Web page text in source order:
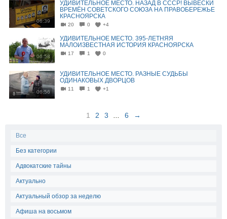
06:39
УДИВИТЕЛЬНОЕ МЕСТО. НАЗАД В СССР! ВЫВЕСКИ
ВРЕМЁН СОВЕТСКОГО СОЮЗА НА ПРАВОБЕРЕЖЬЕ
КРАСНОЯРСКА
20 0 +4
06:58
УДИВИТЕЛЬНОЕ МЕСТО. 395-ЛЕТНЯЯ
МАЛОИЗВЕСТНАЯ ИСТОРИЯ КРАСНОЯРСКА
17 1 0
06:56
УДИВИТЕЛЬНОЕ МЕСТО. РАЗНЫЕ СУДЬБЫ
ОДИНАКОВЫХ ДВОРЦОВ
11 1 +1
1 2 3 6 →
Все
Без категории
Адвокатские тайны
Актуально
Актуальный обзор за неделю
Афиша на восьмом